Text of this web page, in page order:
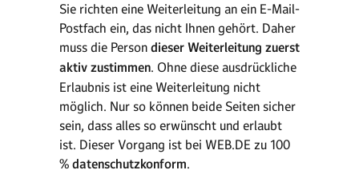
Sie richten eine Weiterleitung an ein E-Mail-
Postfach ein, das nicht Ihnen gehört. Daher
muss die Person dieser Weiterleitung zuerst
aktiv zustimmen. Ohne diese ausdrückliche
Erlaubnis ist eine Weiterleitung nicht
möglich. Nur so können beide Seiten sicher
sein, dass alles so erwünscht und erlaubt
ist. Dieser Vorgang ist bei WEB.DE zu 100
% datenschutzkonform.